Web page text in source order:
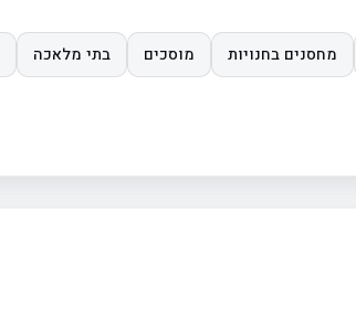
מחסנים בחנויות מוסכים בתי מלאכה